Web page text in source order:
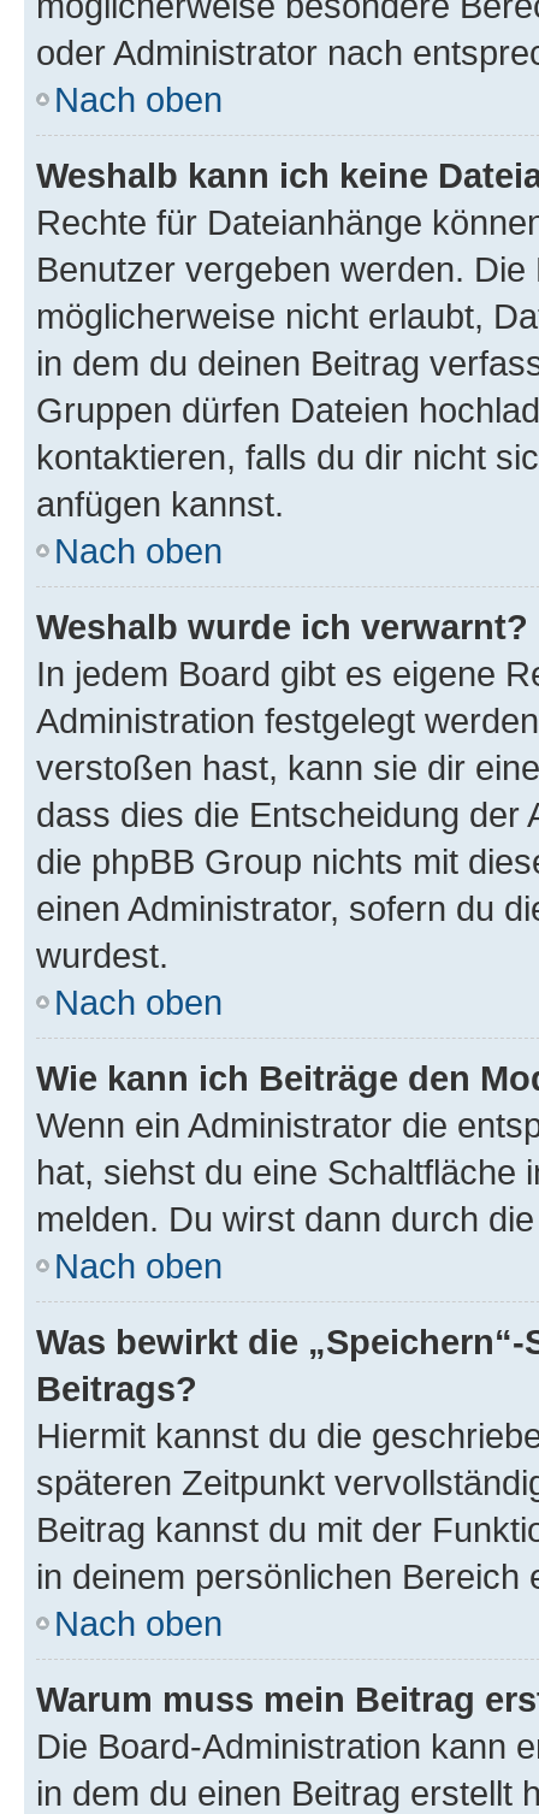
oder Administrator nach
Nach oben
Weshalb kann ich keine
Rechte für Dateianhänge
Benutzer vergeben werden.
möglicherweise nicht erlaubt,
in dem du deinen Beitrag
Gruppen dürfen Dateien
kontaktieren, falls du dir nicht
anfügen kannst.
Nach oben
Weshalb wurde ich verwarnt?
In jedem Board gibt es eigene
Administration festgelegt
verstoßen hast, kann sie dir
dass dies die Entscheidung der
die phpBB Group nichts mit
einen Administrator, sofern du
wurdest.
Nach oben
Wie kann ich Beiträge den
Wenn ein Administrator die
hat, siehst du eine Schaltfläche
melden. Du wirst dann durch
Nach oben
Was bewirkt die
Beitrags?
Hiermit kannst du die
späteren Zeitpunkt
Beitrag kannst du mit der
in deinem persönlichen Bereich
Nach oben
Warum muss mein Beitrag
Die Board-Administration kann
in dem du einen Beitrag erstellt